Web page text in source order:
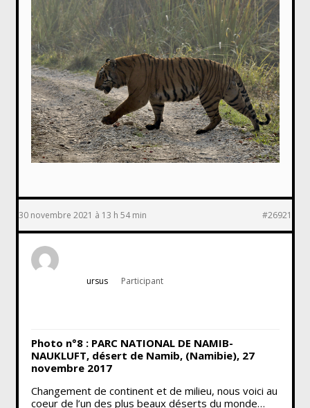
30 novembre 2021 à 13 h 54 min #26921
ursus Participant
Photo n°8 : PARC NATIONAL DE NAMIB-
NAUKLUFT, désert de Namib, (Namibie), 27
novembre 2017
Changement de continent et de milieu, nous voici au
coeur de l’un des plus beaux déserts du monde…